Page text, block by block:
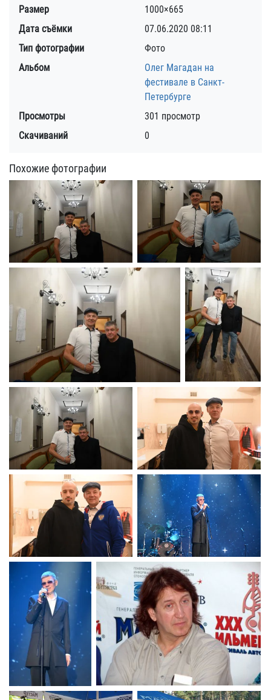
Размер
1000×665
Дата съёмки
07.06.2020 08:11
Тип фотографии
Фото
Альбом
Олег Магадан на
фестивале в Санкт-
Петербурге
Просмотры
301 просмотр
Скачиваний
0
Похожие фотографии